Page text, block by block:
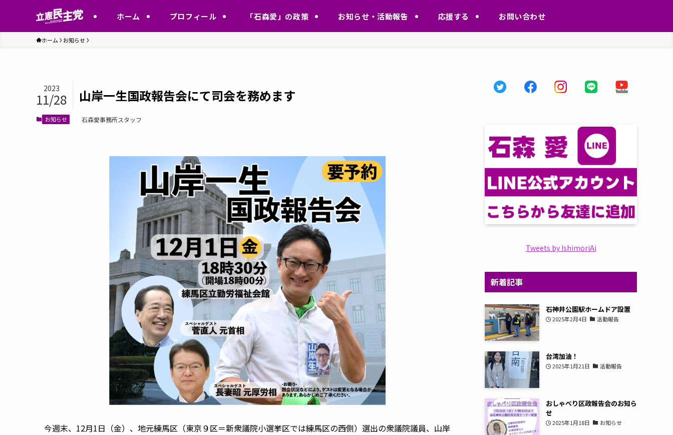
ホーム プロフィール 「石森愛」の政策 お知らせ・活動報告 応援する お問い合わせ
ホーム お知らせ
山岸一生国政報告会にて司会を務めます
2023
11/28
お知らせ 石森愛事務所スタッフ
今週末、12月1日（金）、地元練馬区（東京９区＝新衆議院小選挙区では練馬区の西側）選出の衆議院議員、山岸
Tweets by IshimoriAi
新着記事
石神井公園駅ホームドア設置
2025年2月4日 活動報告
台湾加油！
2025年1月21日 活動報告
おしゃべり区政報告会のお知ら
せ
2025年1月18日 お知らせ